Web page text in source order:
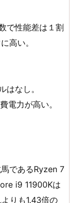
で性能差は１割
高い。
はなし。
電力が高い。
であるRyzen 7
i9 11900Kは
りも1.43倍の